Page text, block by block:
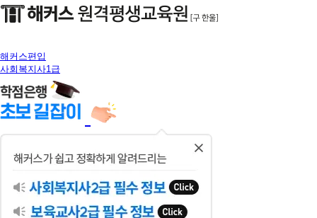
해커스편입
사회복지사1급